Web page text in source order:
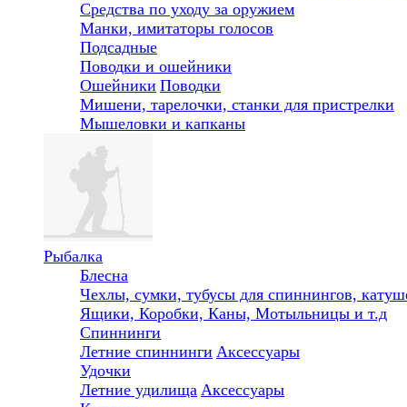
Средства по уходу за оружием
Манки, имитаторы голосов
Подсадные
Поводки и ошейники
Ошейники Поводки
Мишени, тарелочки, станки для пристрелки
Мышеловки и капканы
Рыбалка
Блесна
Чехлы, сумки, тубусы для спиннингов,
Ящики, Коробки, Каны, Мотыльницы и т.д
Спиннинги
Летние спиннинги Аксессуары
Удочки
Летние удилища Аксессуары